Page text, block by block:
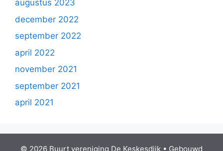
augustus 2023
december 2022
september 2022
april 2022
november 2021
september 2021
april 2021
© 2026 Buurt vereniging De Keskesdijk • Gebouwd